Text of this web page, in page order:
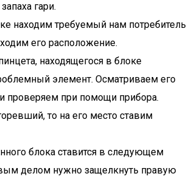
гари.
находим требуемый нам потребитель
его расположение.
находящегося в блоке
элемент. Осматриваем его
проверяем при помощи прибора.
то на его место ставим
блока ставится в следующем
делом нужно защелкнуть правую